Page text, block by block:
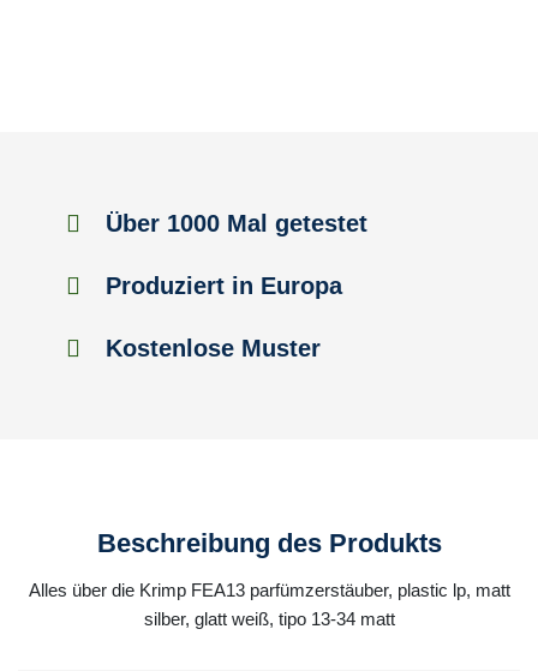
Über 1000 Mal getestet
Produziert in Europa
Kostenlose Muster
Beschreibung des Produkts
Alles über die Krimp FEA13 parfümzerstäuber, plastic lp, matt
silber, glatt weiß, tipo 13-34 matt